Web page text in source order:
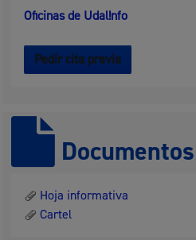
Oficinas de Udal!nfo
Pedir cita previa
Documentos
Hoja informativa
Cartel